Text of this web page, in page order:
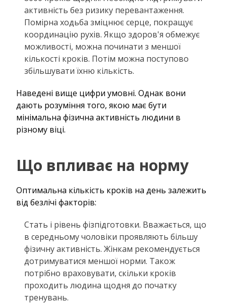
активність без ризику перевантаження.
Помірна ходьба зміцнює серце, покращує
координацію рухів. Якщо здоров'я обмежує
можливості, можна починати з меншої
кількості кроків. Потім можна поступово
збільшувати їхню кількість.
Наведені вище цифри умовні. Однак вони
дають розуміння того, якою має бути
мінімальна фізична активність людини в
різному віці.
Що впливає на норму
Оптимальна кількість кроків на день залежить
від безлічі факторів:
Стать і рівень фізпідготовки. Вважається, що
в середньому чоловіки проявляють більшу
фізичну активність. Жінкам рекомендується
дотримуватися меншої норми. Також
потрібно враховувати, скільки кроків
проходить людина щодня до початку
тренувань.